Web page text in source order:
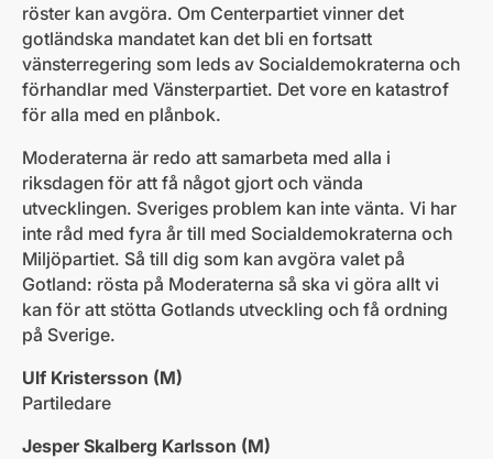
röster kan avgöra. Om Centerpartiet vinner det
gotländska mandatet kan det bli en fortsatt
vänsterregering som leds av Socialdemokraterna och
förhandlar med Vänsterpartiet. Det vore en katastrof
för alla med en plånbok.
Moderaterna är redo att samarbeta med alla i
riksdagen för att få något gjort och vända
utvecklingen. Sveriges problem kan inte vänta. Vi har
inte råd med fyra år till med Socialdemokraterna och
Miljöpartiet. Så till dig som kan avgöra valet på
Gotland: rösta på Moderaterna så ska vi göra allt vi
kan för att stötta Gotlands utveckling och få ordning
på Sverige.
Ulf Kristersson (M)
Partiledare
Jesper Skalberg Karlsson (M)